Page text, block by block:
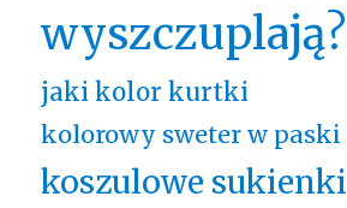
wyszczuplają?
jaki kolor kurtki
kolorowy sweter w paski
koszulowe sukienki